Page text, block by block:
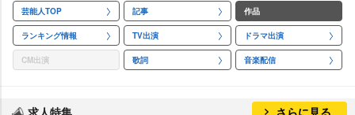
芸能人TOP 記事 作品
ランキング情報 TV出演 ドラマ出演
CM出演 歌詞 音楽配信